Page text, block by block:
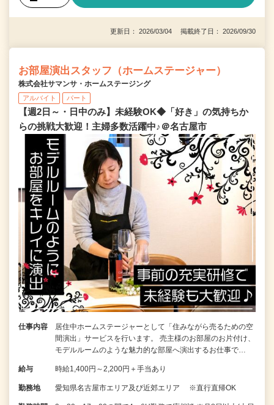
更新日： 2026/03/04 掲載終了日： 2026/09/30
お部屋演出スタッフ（ホームステージャー）
株式会社サマンサ・ホームステージング
アルバイト パート
【週2日～・日中のみ】未経験OK◆「好き」の気持ちか
らの挑戦大歓迎！主婦多数活躍中♪＠名古屋市
仕事内容
居住中ホームステージャーとして「住みながら売るための空
間演出」サービスを行います。 売主様のお部屋のお片付け、
モデルルームのような魅力的な部屋へ演出するお仕事で…
給与 時給1,400円～2,200円＋手当あり
勤務地 愛知県名古屋市エリア及び近郊エリア ※直行直帰OK